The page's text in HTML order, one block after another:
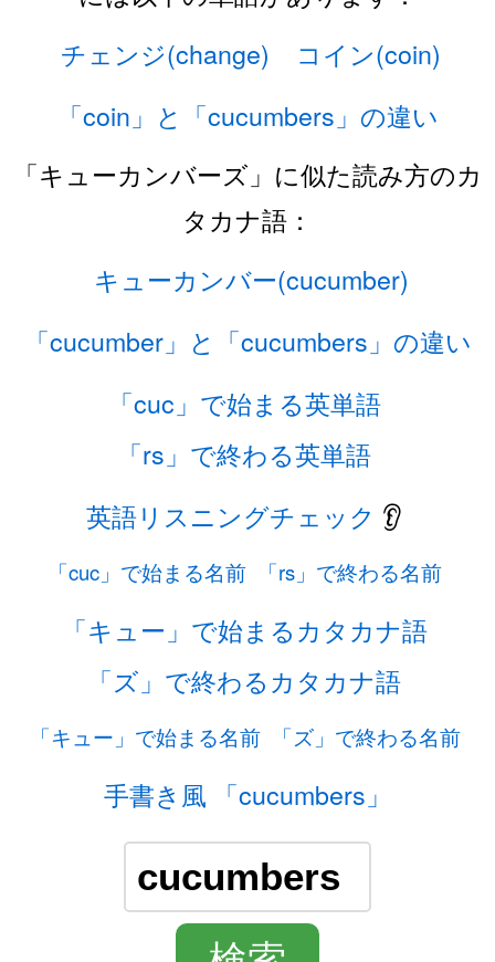
チェンジ(change)
コイン(coin)
「coin」と「cucumbers」の違い
「キューカンバーズ」に似た読み方のカ
タカナ語：
キューカンバー(cucumber)
「cucumber」と「cucumbers」の違い
「cuc」で始まる英単語
「rs」で終わる英単語
英語リスニングチェック 👂
「cuc」で始まる名前 「rs」で終わる名前
「キュー」で始まるカタカナ語
「ズ」で終わるカタカナ語
「キュー」で始まる名前 「ズ」で終わる名前
手書き風 「cucumbers」